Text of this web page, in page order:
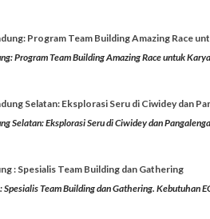
Program Team Building Amazing Race
Program Team Building Amazing Race untuk
Selatan: Eksplorasi Seru di Ciwidey dan
Selatan: Eksplorasi Seru di Ciwidey dan
: Spesialis Team Building dan Gathering
Spesialis Team Building dan Gathering. Kebutuhan